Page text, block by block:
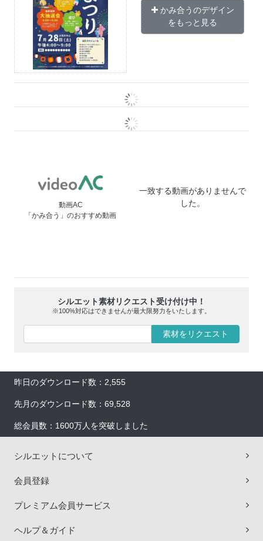
かみ合うのデザイン
をもっと見る
動画AC
「かみ合う」のおすすめ動画
一致する動画がありませんで
した。
シルエット素材リクエスト受け付け中！
※100%対応はできませんが最大限努力をいたします。
素材をリクエスト
昨日のダウンロード数：2,555
先月のダウンロード数：69,528
総会員数：1600万人を突破しました
シルエットについて
会員登録
プレミアム会員サービス
ヘルプ＆ガイド